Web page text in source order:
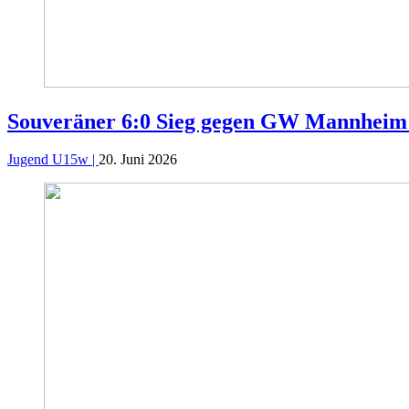
Souveräner 6:0 Sieg gegen GW
Jugend U15w | 20. Juni 2026